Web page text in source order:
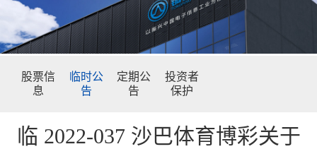
股票信
息
临时公
告
定期公
告
投资者
保护
临 2022-037 沙巴体育博彩关于